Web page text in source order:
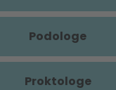
Podologe
Proktologe